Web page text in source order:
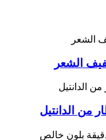
الشعر
من الدانتيل